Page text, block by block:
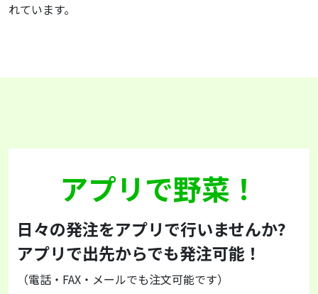
れています。
アプリで野菜！
日々の発注をアプリで行いませんか?
アプリで出先からでも発注可能！
（電話・FAX・メールでも注文可能です）